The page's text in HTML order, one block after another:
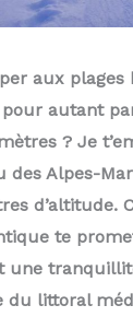
aux plages
pour autant
? Je
des Alpes-
d’altitude.
te
une
du littoral